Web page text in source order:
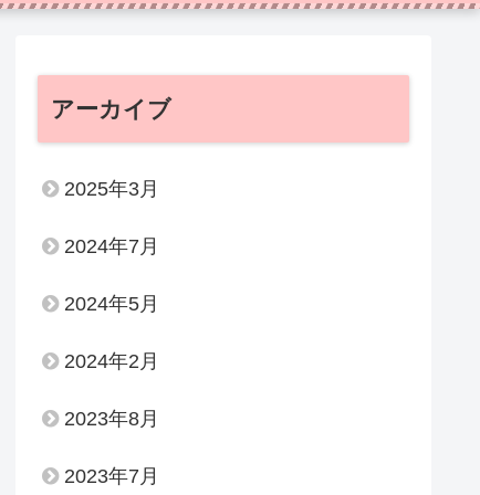
アーカイブ
2025年3月
2024年7月
2024年5月
2024年2月
2023年8月
2023年7月